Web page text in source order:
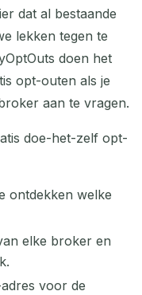
dat al bestaande
lekken tegen te
doen het
opt-outen als je
aan te vragen.
doe-het-zelf opt-
ontdekken welke
elke broker en
voor de